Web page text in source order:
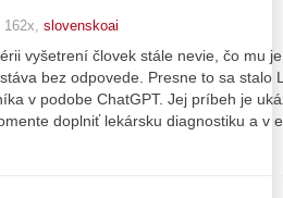
162x, slovenskoai
vyšetrení človek stále nevie, čo mu
bez odpovede. Presne to sa stalo
v podobe ChatGPT. Jej príbeh je
doplniť lekársku diagnostiku a v